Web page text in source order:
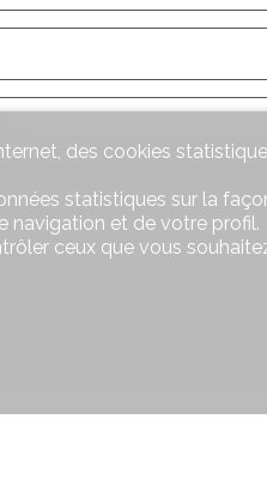
des cookies
statistiques sur la
navigation et de votre profil.
ceux que vous